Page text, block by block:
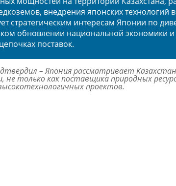
внедрения японских
стратегическим интересам Японии по
обновлении национальной экономики
поставок.
– Япония рассматривает
не только как поставщика природных
проектов.